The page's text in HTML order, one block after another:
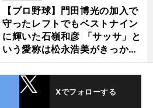
【プロ野球】門田博光の加入で
守ったレフトでもベストナイン
に輝いた石嶺和彦 「サッサ」と
いう愛称は松永浩美がきっか
け？
Xでフォローする